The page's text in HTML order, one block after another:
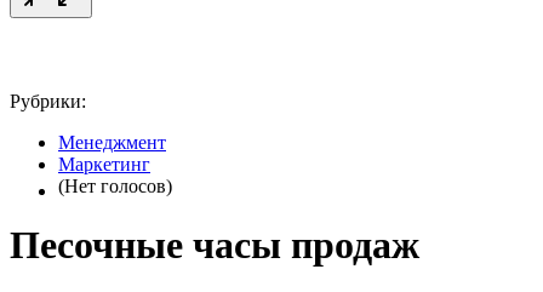
Рубрики:
Менеджмент
Маркетинг
(Нет голосов)
Песочные часы продаж